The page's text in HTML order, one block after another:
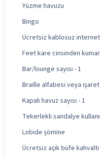
Yüzme havuzu
Bingo
Ücretsiz kablosuz internet
Feet kare cinsinden
Bar/lounge sayısı - 1
Braille alfabesi veya
Kapalı havuz sayısı - 1
Tekerlekli sandalye
Lobide şömine
Ücretsiz açık büfe kahvaltı